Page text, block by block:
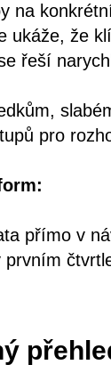
na
ukáže, že
řeší
pro
přímo v